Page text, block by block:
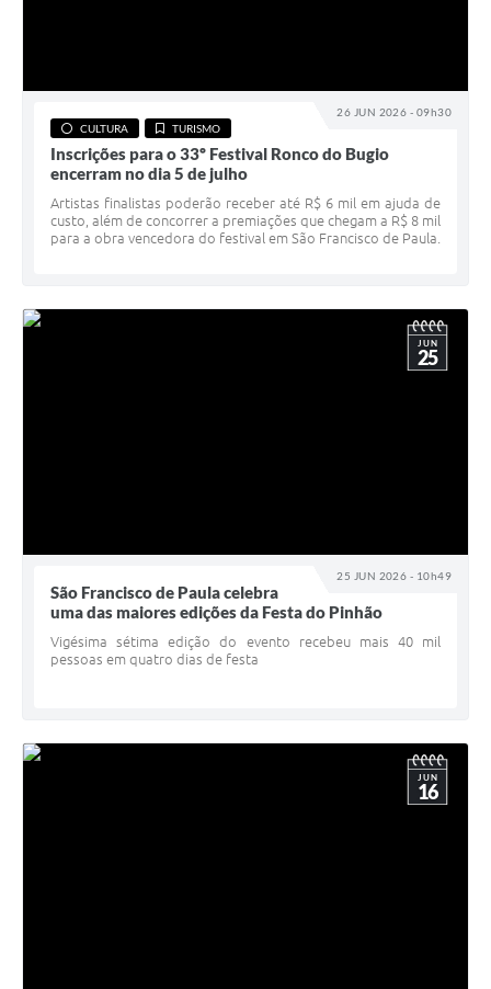
26 JUN 2026 - 09h30
CULTURA TURISMO
Inscrições para o 33º Festival Ronco do Bugio
encerram no dia 5 de julho
Artistas finalistas poderão receber até R$ 6 mil em ajuda de
custo, além de concorrer a premiações que chegam a R$ 8 mil
para a obra vencedora do festival em São Francisco de Paula.
25 JUN 2026 - 10h49
JUN
25
São Francisco de Paula celebra
uma das maiores edições da Festa do Pinhão
Vigésima sétima edição do evento recebeu mais 40 mil
pessoas em quatro dias de festa
JUN
16